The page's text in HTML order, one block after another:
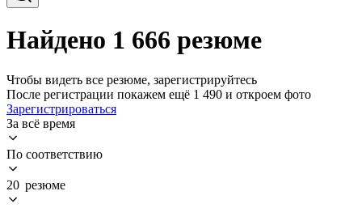
Найдено 1 666 резюме
Чтобы видеть все резюме, зарегистрируйтесь
После регистрации покажем ещё 1 490 и откроем фото
Зарегистрироваться
За всё время
По соответствию
20 резюме